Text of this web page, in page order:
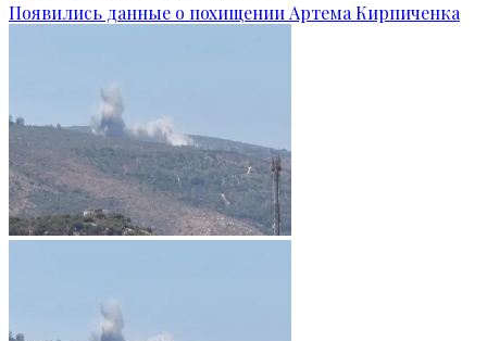
Появились данные о похищении Артема Кирпиченка